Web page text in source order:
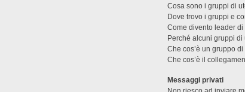
Cosa sono i gruppi di
Dove trovo i gruppi e
Come divento leader
Perché alcuni gruppi
Che cos’è un gruppo
Che cos’è il
Messaggi privati